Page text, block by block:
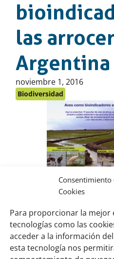
Consentimiento
Cookies
Para proporcionar la mejor
tecnologías como las
acceder a la información
esta tecnología nos
las
Argentina
Publicado
en:
noviembre 1, 2016
Biodiversidad
Aves como
arroceras de
Descargar